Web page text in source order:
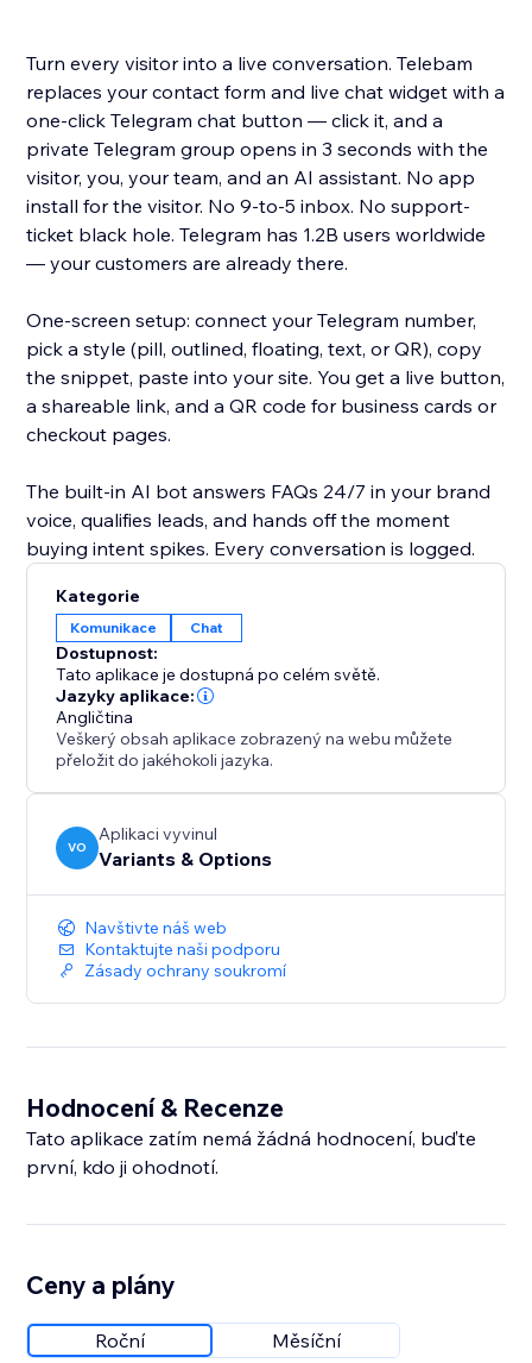
Turn every visitor into a live conversation. Telebam
replaces your contact form and live chat widget with a
one-click Telegram chat button — click it, and a
private Telegram group opens in 3 seconds with the
visitor, you, your team, and an AI assistant. No app
install for the visitor. No 9-to-5 inbox. No support-
ticket black hole. Telegram has 1.2B users worldwide
— your customers are already there.
One-screen setup: connect your Telegram number,
pick a style (pill, outlined, floating, text, or QR), copy
the snippet, paste into your site. You get a live button,
a shareable link, and a QR code for business cards or
checkout pages.
The built-in AI bot answers FAQs 24/7 in your brand
voice, qualifies leads, and hands off the moment
buying intent spikes. Every conversation is logged.
Kategorie
Komunikace Chat
Dostupnost:
Tato aplikace je dostupná po celém světě.
Jazyky aplikace:
Angličtina
Veškerý obsah aplikace zobrazený na webu můžete
přeložit do jakéhokoli jazyka.
VO
Aplikaci vyvinul
Variants & Options
Navštivte náš web
Kontaktujte naši podporu
Zásady ochrany soukromí
Hodnocení & Recenze
Tato aplikace zatím nemá žádná hodnocení, buďte
první, kdo ji ohodnotí.
Ceny a plány
Roční Měsíční